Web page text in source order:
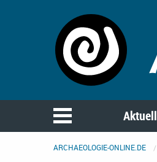
Aktuell
ARCHAEOLOGIE-ONLINE.DE